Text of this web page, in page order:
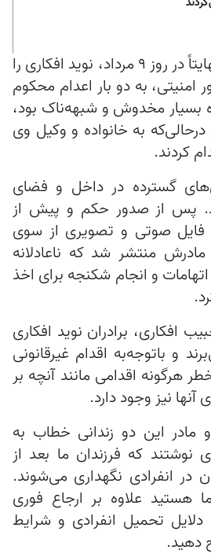
دادگاه انقلاب شیراز نهایتاً در روز ۹ مرداد، نوید افکاری را
امنیتی، به دو بار اعدام محکوم
بسیار مخدوش و شبهه‌ناک بود،
به خانواده و وکیل وی
کردند.
گسترده در داخل و فضای
پس از صدور حکم و پیش از
فایل صوتی و تصویری از سوی
مادرش منتشر شد که ناعادلانه
و انجام شکنجه برای اخذ
افکاری، برادران نوید افکاری
و باتوجه‌به اقدام غیرقانونی
هرگونه اقدامی مانند آنچه بر
آنها نیز وجود دارد.
مادر این دو زندانی خطاب به
نوشتند که فرزندان ما بعد از
انفرادی نگهداری می‌شوند.
هستید علاوه بر ارجاع فوری
تحمیل انفرادی و شرایط
دهید.